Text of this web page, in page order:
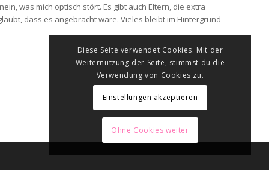
was mich optisch stört. Es gibt auch Eltern, die extra
dass es angebracht wäre. Vieles bleibt im Hintergrund
Diese Seite verwendet Cookies. Mit der
Weiternutzung der Seite, stimmst du die
Verwendung von Cookies zu.
Einstellungen akzeptieren
Ohne Cookies weiter